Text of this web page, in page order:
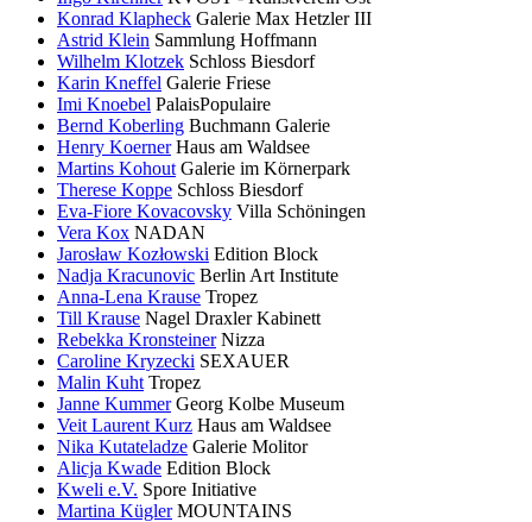
Konrad Klapheck Galerie Max Hetzler III
Astrid Klein Sammlung Hoffmann
Wilhelm Klotzek Schloss Biesdorf
Karin Kneffel Galerie Friese
Imi Knoebel PalaisPopulaire
Bernd Koberling Buchmann Galerie
Henry Koerner Haus am Waldsee
Martins Kohout Galerie im Körnerpark
Therese Koppe Schloss Biesdorf
Eva-Fiore Kovacovsky Villa Schöningen
Vera Kox NADAN
Jarosław Kozłowski Edition Block
Nadja Kracunovic Berlin Art Institute
Anna-Lena Krause Tropez
Till Krause Nagel Draxler Kabinett
Rebekka Kronsteiner Nizza
Caroline Kryzecki SEXAUER
Malin Kuht Tropez
Janne Kummer Georg Kolbe Museum
Veit Laurent Kurz Haus am Waldsee
Nika Kutateladze Galerie Molitor
Alicja Kwade Edition Block
Kweli e.V. Spore Initiative
Martina Kügler MOUNTAINS